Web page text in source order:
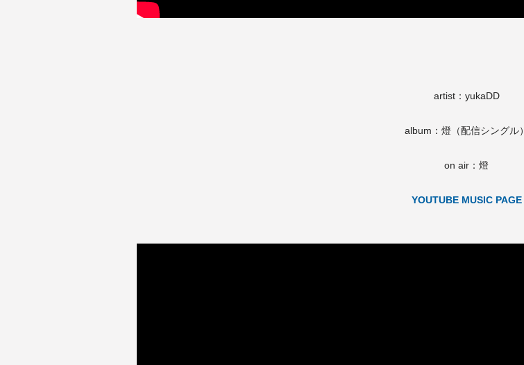
artist：yukaDD
album：燈（配信シングル）
on air：燈
YOUTUBE MUSIC PAGE